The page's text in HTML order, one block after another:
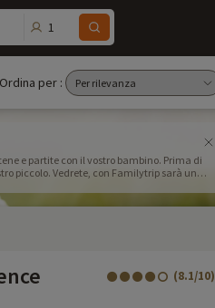
1
Ordina per :
e partite con il vostro bambino. Prima di
piccolo. Vedrete, con Familytrip sarà un
(8.1/10)